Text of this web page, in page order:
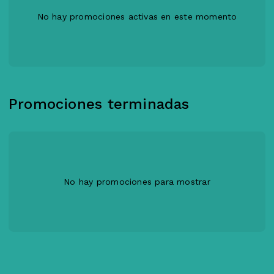
No hay promociones activas en este momento
Promociones terminadas
No hay promociones para mostrar